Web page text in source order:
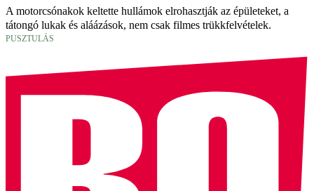
A motorcsónakok keltette hullámok elrohasztják az épületeket, a
tátongó lukak és aláázások, nem csak filmes trükkfelvételek.
PUSZTULÁS